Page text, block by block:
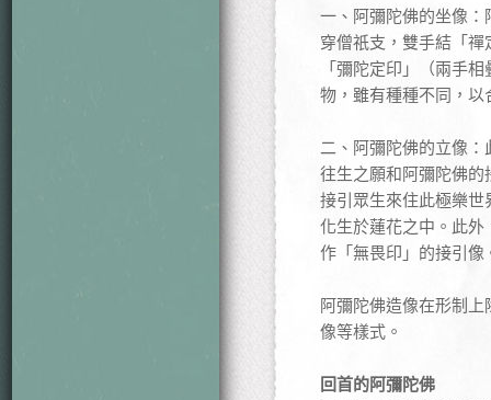
一、阿彌陀佛的坐像
穿僧祇支，雙手結「
「彌陀定印」（兩手
物，雖有種種不同，
二、阿彌陀佛的立像
往生之願和阿彌陀佛
接引眾生來住此極樂
化生於蓮花之中。此
作「無畏印」的接引像
阿彌陀佛造像在形制
像等樣式。
回首的阿彌陀佛